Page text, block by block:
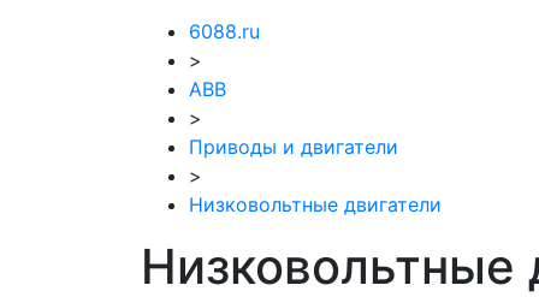
6088.ru
>
ABB
>
Приводы и двигатели
>
Низковольтные двигатели
Низковольтные